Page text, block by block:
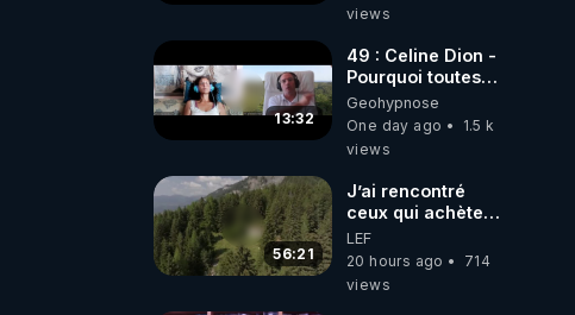
views
13:32
49 : Celine Dion -
Pourquoi toutes
ces rumeurs ?
Enquête sous
hypnose
Geohypnose
One day ago
1.5 k
views
56:21
J’ai rencontré
ceux qui achètent
des bunkers pour
survivre à la fin
du monde
LEF
20 hours ago
714
views